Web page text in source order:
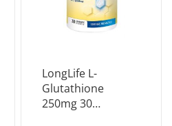
LongLife L-
Glutathione
250mg 30